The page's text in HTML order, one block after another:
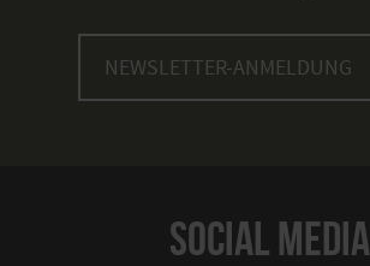
NEWSLETTER-ANMELDUNG
SOCIAL MEDIA